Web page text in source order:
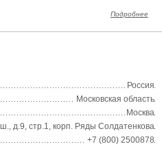
Подробнее
Россия
Московская область
Москва
д.9, стр.1, корп. Ряды Солдатенкова
+7 (800) 2500878